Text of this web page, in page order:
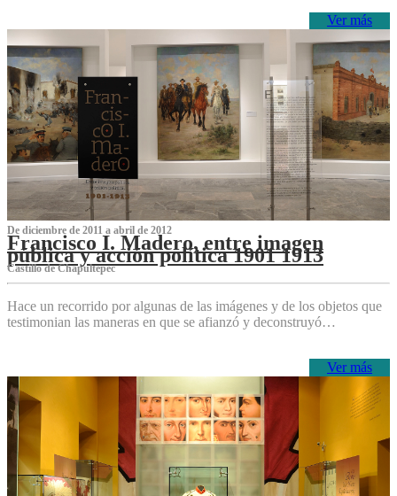
Ver más
De diciembre de 2011 a abril de 2012
Francisco I. Madero, entre imagen
pública y acción política 1901 1913
Castillo de Chapultepec
Hace un recorrido por algunas de las imágenes y de los objetos que
testimonian las maneras en que se afianzó y deconstruyó…
Ver más